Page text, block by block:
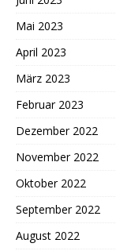
Mai 2023
April 2023
März 2023
Februar 2023
Dezember 2022
November 2022
Oktober 2022
September 2022
August 2022